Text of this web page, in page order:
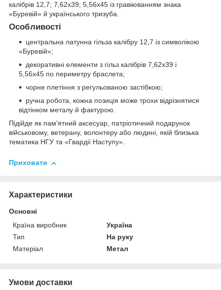
калібрів 12,7; 7,62х39; 5,56х45 із гравіюванням знака
«Буревій» й українського тризуба.
Особливості
центральна латунна гільза калібру 12,7 із символікою
«Буревій»;
декоративні елементи з гільз калібрів 7,62х39 і
5,56х45 по периметру браслета;
чорне плетіння з регульованою застібкою;
ручна робота, кожна позиція може трохи відрізнятися
відтінком металу й фактурою.
Підійде як пам'ятний аксесуар, патріотичний подарунок
військовому, ветерану, волонтеру або людині, якій близька
тематика НГУ та «Гвардії Наступу».
Приховати
Характеристики
Основні
Країна виробник
Україна
Тип
На руку
Матеріал
Метал
Умови доставки